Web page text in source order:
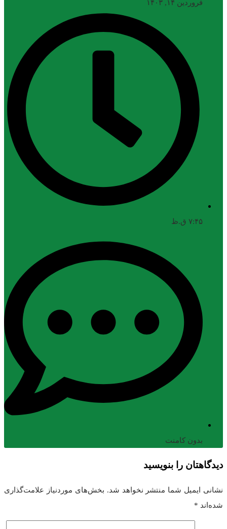
فروردین ۱۴, ۱۴۰۳
۷:۴۵ ق.ظ
بدون کامنت
دیدگاهتان را بنویسید
نشانی ایمیل شما منتشر نخواهد شد. بخش‌های موردنیاز علامت‌گذاری
شده‌اند *